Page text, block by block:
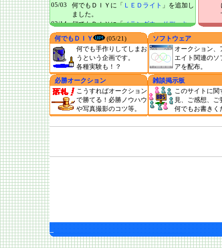
05/03
何でもＤＩＹに「 ＬＥＤライト 」を追加し
ました。
03/14
何でもＤＩＹに「ベランダウッドデッキ」
を追加しました。
08/18
何でもＤＩＹに「ペルチェ素子 その２」
を追加しました。
08/18
何でもＤＩＹに「実験用電源(簡易版)」を
追加しました。
03/18
何でもＤＩＹに「 萌え時計 第二弾」を追
加しました。
新着情報履歴
何でもＤＩＹ
(05/21)
何でも手作りしてしまお
うという企画です。
各種実験も！？
ソフトウェア
オークション、
エイト関連のソ
アを配布。
必勝オークション
こうすればオークション
で勝てる！必勝ノウハウ
や写真撮影のコツ等。
雑談掲示板
このサイトに関
見、ご感想、ご
何でもお書きく